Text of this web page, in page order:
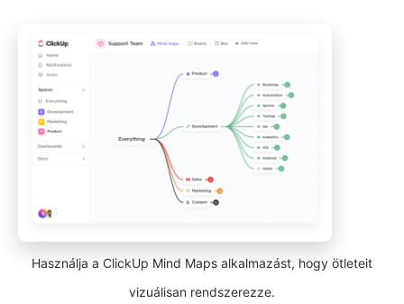
Használja a ClickUp Mind Maps alkalmazást, hogy ötleteit
vizuálisan rendszerezze.